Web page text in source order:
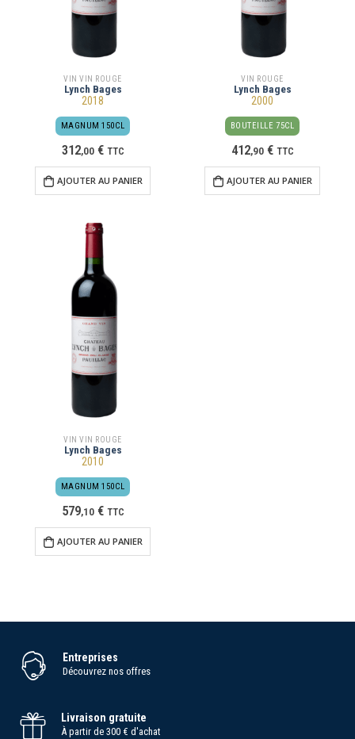
VIN VIN ROUGE
Lynch Bages
2018
MAGNUM 150CL
312,00 € TTC
AJOUTER AU PANIER
VIN ROUGE
Lynch Bages
2000
BOUTEILLE 75CL
412,90 € TTC
AJOUTER AU PANIER
VIN VIN ROUGE
Lynch Bages
2010
MAGNUM 150CL
579,10 € TTC
AJOUTER AU PANIER
Entreprises
Découvrez nos offres
Livraison gratuite
À partir de 300 € d'achat